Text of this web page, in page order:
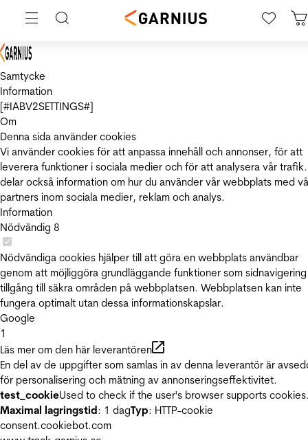
Samtycke
Information
[#IABV2SETTINGS#]
Om
Denna sida använder cookies
Vi använder cookies för att anpassa innehåll och annonser, för att
leverera funktioner i sociala medier och för att analysera vår
delar också information om hur du använder vår webbplats med
partners inom sociala medier, reklam och analys.
Information
Nödvändig 8
Nödvändiga cookies hjälper till att göra en webbplats användbar
genom att möjliggöra grundläggande funktioner som
tillgång till säkra områden på webbplatsen. Webbplatsen kan inte
fungera optimalt utan dessa informationskapslar.
Google
1
Läs mer om den här leverantören
En del av de uppgifter som samlas in av denna leverantör är
för personalisering och mätning av annonseringseffektivitet.
test_cookieUsed to check if the user's browser supports
Maximal lagringstid: 1 dagTyp: HTTP-cookie
consent.cookiebot.com